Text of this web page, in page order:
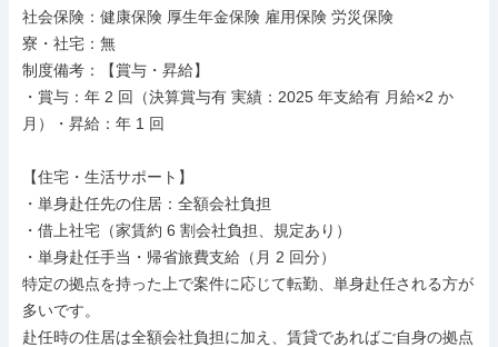
社会保険：健康保険 厚生年金保険 雇用保険 労災保険
寮・社宅：無
制度備考：【賞与・昇給】
・賞与：年 2 回（決算賞与有 実績：2025 年支給有 月給×2 か
月）・昇給：年 1 回
【住宅・生活サポート】
・単身赴任先の住居：全額会社負担
・借上社宅（家賃約 6 割会社負担、規定あり）
・単身赴任手当・帰省旅費支給（月 2 回分）
特定の拠点を持った上で案件に応じて転勤、単身赴任される方が
多いです。
赴任時の住居は全額会社負担に加え、賃貸であればご自身の拠点